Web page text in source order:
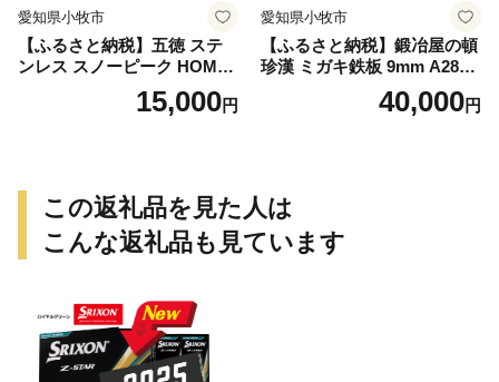
愛知県小牧市
【ふるさと納税】五徳 ステ
ンレス スノーピーク HOME
&CAMP バーナー専用 専用
五徳 軽量 変形しにくい ずれ
キャンプ 送料無料
15,000円
愛知県小牧市
【ふるさと納税】鍛冶屋の頓
珍漢 ミガキ鉄板 9mm A280T
9 イワタニ 炉ばた大将 炙り
や 専用 キャンプ ステンレス
40,000円
この返礼品を見た人は
こんな返礼品も見ています